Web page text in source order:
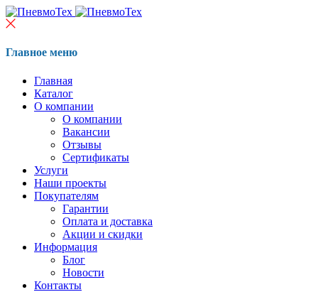
Главное меню
Главная
Каталог
О компании
О компании
Вакансии
Отзывы
Сертификаты
Услуги
Наши проекты
Покупателям
Гарантии
Оплата и доставка
Акции и скидки
Информация
Блог
Новости
Контакты